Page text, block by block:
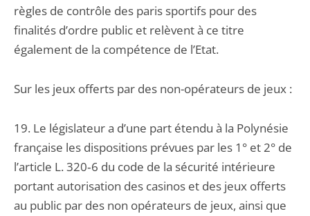
règles de contrôle des paris sportifs pour des
finalités d’ordre public et relèvent à ce titre
également de la compétence de l’Etat.
Sur les jeux offerts par des non-opérateurs de jeux :
19. Le législateur a d’une part étendu à la Polynésie
française les dispositions prévues par les 1° et 2° de
l’article L. 320‑6 du code de la sécurité intérieure
portant autorisation des casinos et des jeux offerts
au public par des non opérateurs de jeux, ainsi que